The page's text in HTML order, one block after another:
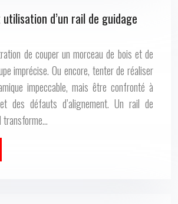
d’un rail de guidage
de couper un morceau de bois et de
imprécise. Ou encore, tenter de réaliser
impeccable, mais être confronté à
des défauts d’alignement. Un rail de
transforme…